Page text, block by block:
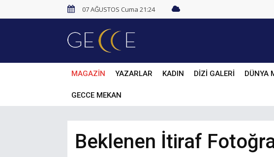
07 AĞUSTOS Cuma 21:24
MAGAZİN YAZARLAR KADIN DİZİ GALERİ DÜNYA
GECCE MEKAN
Beklenen İtiraf